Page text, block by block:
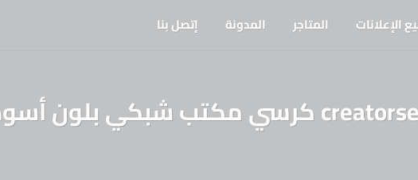
الإعلانات المتاجر المدونة إتصل بنا